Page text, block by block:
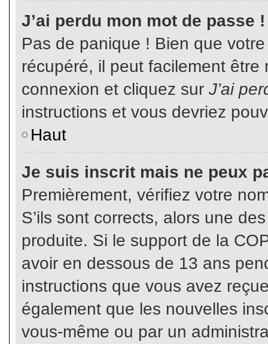
J’ai perdu mon mot de passe !
Pas de panique ! Bien que
récupéré, il peut facilement
connexion et cliquez sur J’ai
instructions et vous devriez
Haut
Je suis inscrit mais ne peux
Premièrement, vérifiez votre
S’ils sont corrects, alors une
produite. Si le support de la
avoir en dessous de 13 ans
instructions que vous avez
également que les nouvelles
vous-même ou par un